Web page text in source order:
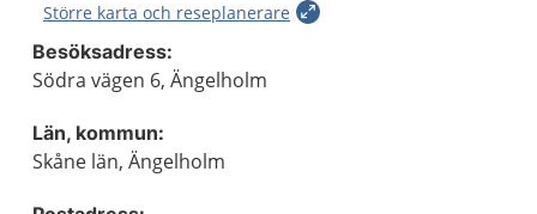
Större karta och reseplanerare
Besöksadress:
Södra vägen 6, Ängelholm
Län, kommun:
Skåne län, Ängelholm